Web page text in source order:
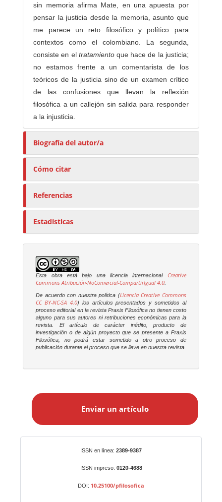
sin memoria afirma Mate, en una apuesta por
pensar la justicia desde la memoria, asunto que
me parece un reto filosófico y político para
contextos como el colombiano. La segunda,
consiste en el tratamientoque hace de la justicia;
no estamos frente a un comentarista de los
teóricos de la justicia sino de un examen crítico
de las confusiones que llevan la reflexión
filosófica a un callejón sin salida para responder
a la injusticia.
Biografía del autor/a
Cómo citar
Referencias
Estadísticas
Esta obra está bajo una licencia internacional
Creative
Commons Atribución-NoComercial-CompartirIgual 4.0
De acuerdo con nuestra política (Licencia Creative Commons
CC BY-NC-SA 4.0) los artículos presentados y sometidos al
proceso editorial en la revistaPraxis Filosófica no tienen costo
alguno para sus autores ni retribuciones económicas para la
revista. El artículo de carácter inédito, producto de
investigación o de algún proyecto que se presente a Praxis
Filosófica , no podrá estar sometido a otro proceso de
publicación durante el proceso que se lleve en nuestra revista.
a
Enviar un artículo
ISSN en línea: 2389-9387
ISSN impreso: 0120-4688
DOI: 10.25100/pfilosofica